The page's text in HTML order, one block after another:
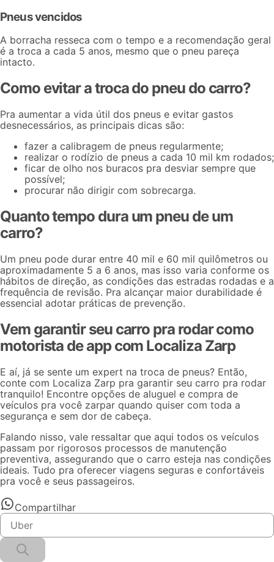
Pneus vencidos
A borracha resseca com o tempo e a recomendação geral
é a troca a cada 5 anos, mesmo que o pneu pareça
intacto.
Como evitar a troca do pneu do carro?
Pra aumentar a vida útil dos pneus e evitar gastos
desnecessários, as principais dicas são:
fazer a calibragem de pneus regularmente;
realizar o rodízio de pneus a cada 10 mil km rodados;
ficar de olho nos buracos pra desviar sempre que
possível;
procurar não dirigir com sobrecarga.
Quanto tempo dura um pneu de um
carro?
Um pneu pode durar entre 40 mil e 60 mil quilômetros ou
aproximadamente 5 a 6 anos, mas isso varia conforme os
hábitos de direção, as condições das estradas rodadas e a
frequência de revisão. Pra alcançar maior durabilidade é
essencial adotar práticas de prevenção.
Vem garantir seu carro pra rodar como
motorista de app com Localiza Zarp
E aí, já se sente um expert na troca de pneus? Então,
conte com Localiza Zarp pra garantir seu carro pra rodar
tranquilo! Encontre opções de aluguel e compra de
veículos pra você zarpar quando quiser com toda a
segurança e sem dor de cabeça.
Falando nisso, vale ressaltar que aqui todos os veículos
passam por rigorosos processos de manutenção
preventiva, assegurando que o carro esteja nas condições
ideais. Tudo pra oferecer viagens seguras e confortáveis
pra você e seus passageiros.
Compartilhar